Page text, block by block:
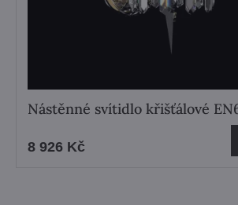
Nástěnné svítidlo křišťálové
8 926 Kč